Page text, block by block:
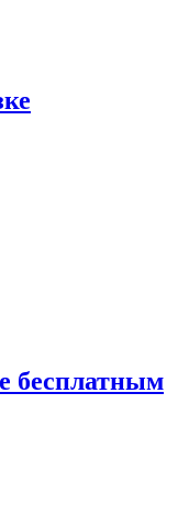
бесплатным